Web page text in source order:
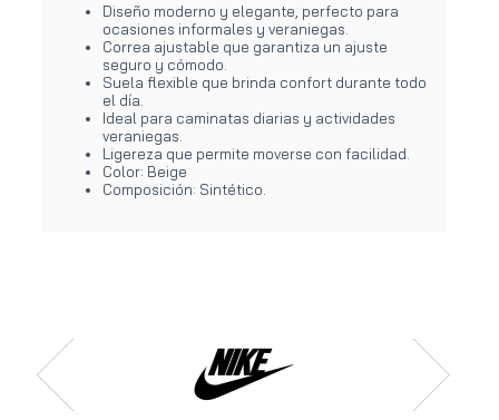
Diseño moderno y elegante, perfecto para
ocasiones informales y veraniegas.
Correa ajustable que garantiza un ajuste
seguro y cómodo.
Suela flexible que brinda confort durante todo
el día.
Ideal para caminatas diarias y actividades
veraniegas.
Ligereza que permite moverse con facilidad.
Color: Beige
Composición: Sintético.